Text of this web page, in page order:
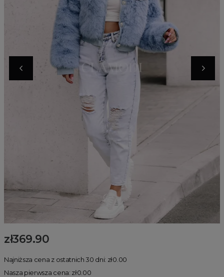
zł369.90
Najniższa cena z ostatnich 30 dni: zł0.00
Nasza pierwsza cena: zł0.00